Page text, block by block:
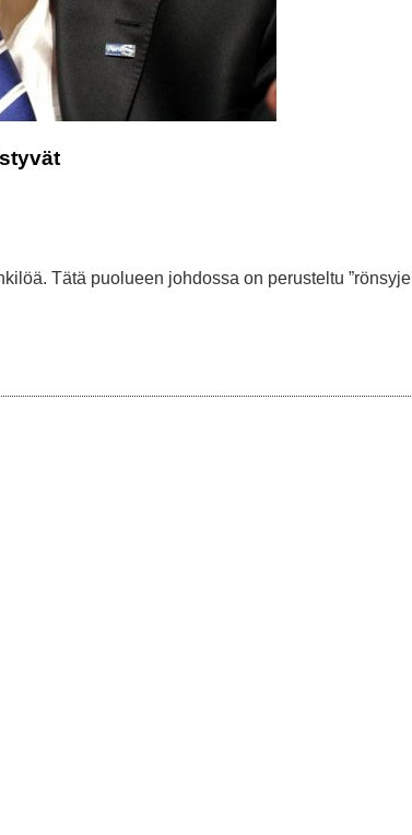
Tätä puolueen johdossa on perusteltu